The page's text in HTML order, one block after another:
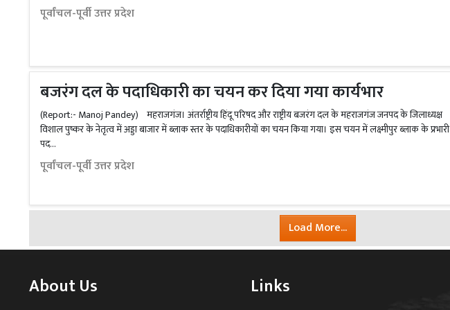
पूर्वांचल-पूर्वी उत्तर प्रदेश
बजरंग दल के पदाधिकारी का चयन कर दिया गया कार्यभार
(Report:- Manoj Pandey) महराजगंज। अंतर्राष्ट्रीय हिंदू परिषद और राष्ट्रीय बजरंग दल के महराजगंज जनपद के जिलाध्यक्ष
विशाल पुष्कर के नेतृत्व में अड्डा बाजार में ब्लाक स्तर के पदाधिकारीयों का चयन किया गया। इस चयन में लक्ष्मीपुर ब्लाक के प्रभारी
पद...
पूर्वांचल-पूर्वी उत्तर प्रदेश
Load More...
About Us Links